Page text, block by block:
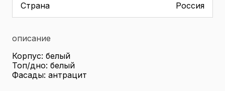
Страна Россия
описание
Корпус: белый
Топ/дно: белый
Фасады: антрацит